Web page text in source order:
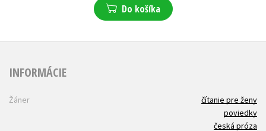
Do košíka
INFORMÁCIE
Žáner
čítanie pre ženy
poviedky
česká próza